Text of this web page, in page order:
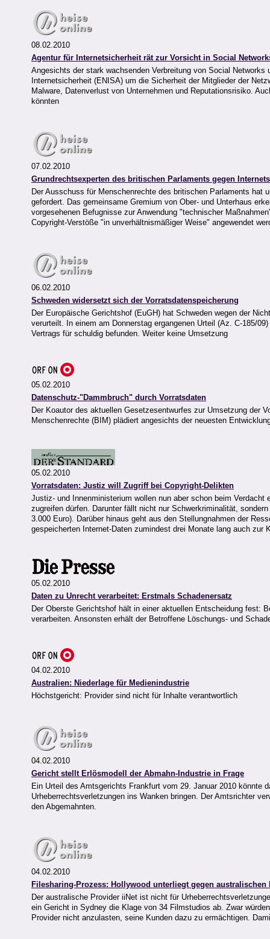
08.02.2010
Agentur für Internetsicherheit rät zur Vorsicht in Social
Angesichts der stark wachsenden Verbreitung von Social
Internetsicherheit (ENISA) um die Sicherheit der Mitglieder der
Malware, Datenverlust von Unternehmen und Reputationsrisiko.
könnten
07.02.2010
Grundrechtsexperten des britischen Parlaments gegen
Der Ausschuss für Menschenrechte des britischen Parlaments hat
gefordert. Das gemeinsame Gremium von Ober- und Unterhaus
vorgesehenen Befugnisse zur Anwendung "technischer
Copyright-Verstöße "in unverhältnismäßiger Weise" angewendet
06.02.2010
Schweden widersetzt sich der Vorratsdatenspeicherung
Der Europäische Gerichtshof (EuGH) hat Schweden wegen der
verurteilt. In einem am Donnerstag ergangenen Urteil (Az. C-185/
Vertrags für schuldig befunden. Weiter keine Umsetzung
05.02.2010
Datenschutz-"Dammbruch" durch Vorratsdaten
Der Koautor des aktuellen Gesetzesentwurfes zur Umsetzung der
Menschenrechte (BIM) plädiert angesichts der neuesten
05.02.2010
Vorratsdaten: Justiz will Zugriff bei Copyright-Delikten
Justiz- und Innenministerium wollen nun aber schon beim
zugreifen dürfen. Darunter fällt nicht nur Schwerkriminalität,
3.000 Euro). Darüber hinaus geht aus den Stellungnahmen der
gespeicherten Internet-Daten zumindest drei Monate lang auch zur
05.02.2010
Daten zu Unrecht verarbeitet: Erstmals Schadenersatz
Der Oberste Gerichtshof hält in einer aktuellen Entscheidung fest:
verarbeiten. Ansonsten erhält der Betroffene Löschungs- und
04.02.2010
Australien: Niederlage für Medienindustrie
Höchstgericht: Provider sind nicht für Inhalte verantwortlich
04.02.2010
Gericht stellt Erlösmodell der Abmahn-Industrie in Frage
Ein Urteil des Amtsgerichts Frankfurt vom 29. Januar 2010 könnte
Urheberrechtsverletzungen ins Wanken bringen. Der Amtsrichter
den Abgemahnten.
04.02.2010
Filesharing-Prozess: Hollywood unterliegt gegen australischen
Der australische Provider iiNet ist nicht für
ein Gericht in Sydney die Klage von 34 Filmstudios ab. Zwar
Provider nicht anzulasten, seine Kunden dazu zu ermächtigen.